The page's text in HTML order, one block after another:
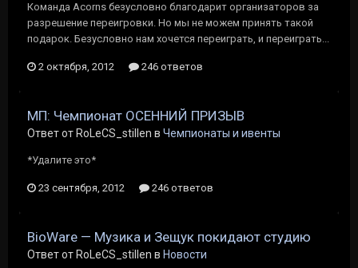
Команда Acorns безусловно благодарит организаторов за
разрешение переигровки. Но мы не можем принять такой
подарок. Безусловно нам хочется переиграть, и переиграть...
2 октября, 2012 246 ответов
МП: Чемпионат ОСЕННИЙ ПРИЗЫВ
Ответ от RoLeCS_stillen в Чемпионаты и ивенты
*Удалите это*
23 сентября, 2012 246 ответов
BioWare — Музика и Зещук покидают студию
Ответ от RoLeCS_stillen в Новости